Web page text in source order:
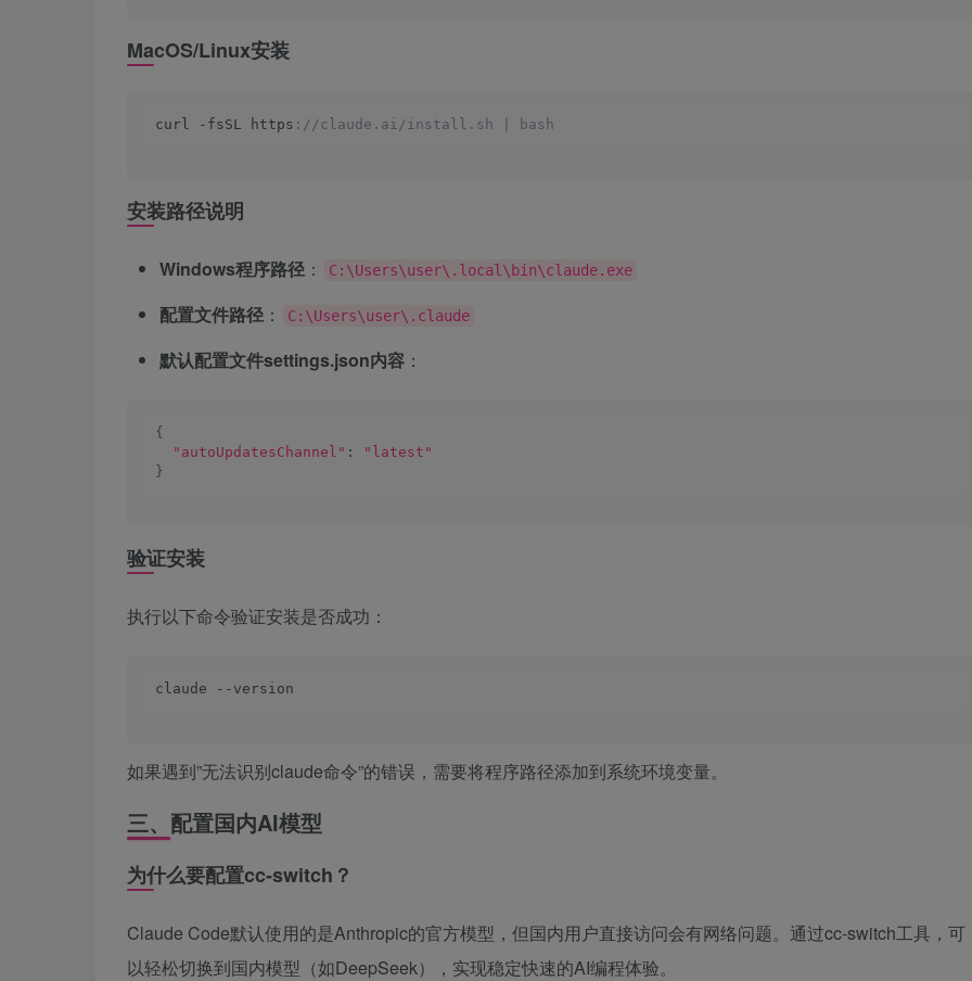
MacOS/Linux安装
curl -fsSL https ://claude.ai/install.sh | bash
安装路径说明
Windows程序路径 ： C:\Users\user\.local\bin\claude.exe
配置文件路径 ： C:\Users\user\.claude
默认配置文件settings.json内容 ：
{
"autoUpdatesChannel" :
"latest"
}
验证安装
执行以下命令验证安装是否成功：
claude --version
如果遇到”无法识别claude命令”的错误，需要将程序路径添加到系统环境变量。
三、配置国内AI模型
为什么要配置cc-switch？
Claude Code默认使用的是Anthropic的官方模型，但国内用户直接访问会有网络问题。通过cc-switch工具，可
以轻松切换到国内模型（如DeepSeek），实现稳定快速的AI编程体验。